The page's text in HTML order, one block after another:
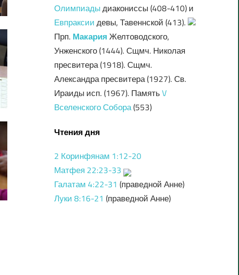
Олимпиадыдиакониссы (408-410) и
Евпраксиидевы, Тавеннской (413).
Прп. МакарияЖелтоводского,
Унженского (1444). Сщмч. Николая
пресвитера (1918). Сщмч.
Александра пресвитера (1927). Св.
Ираиды исп. (1967). ПамятьV
Вселенского Собора(553)
Чтения дня
2 Коринфянам 1:12-20
Матфея 22:23-33
Галатам 4:22-31 (праведной Анне)
Луки 8:16-21 (праведной Анне)